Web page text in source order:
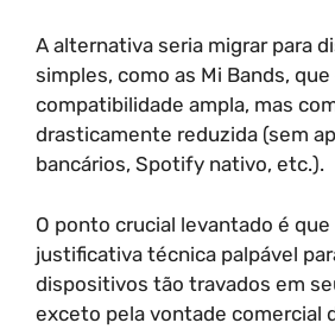
A alternativa seria migrar para
simples, como as Mi Bands,
compatibilidade ampla, mas
drasticamente reduzida (sem
bancários, Spotify nativo, etc.).
O ponto crucial levantado é que
justificativa técnica palpável
dispositivos tão travados em
exceto pela vontade comercial